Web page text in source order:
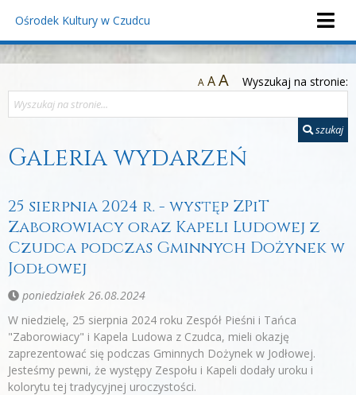
Ośrodek Kultury w Czudcu
A AA Wyszukaj na stronie:
szukaj
Galeria wydarzeń
25 sierpnia 2024 r. - występ ZPiT
Zaborowiacy oraz Kapeli Ludowej z
Czudca podczas Gminnych Dożynek w
Jodłowej
poniedziałek 26.08.2024
W niedzielę, 25 sierpnia 2024 roku Zespół Pieśni i Tańca
"Zaborowiacy" i Kapela Ludowa z Czudca, mieli okazję
zaprezentować się podczas Gminnych Dożynek w Jodłowej.
Jesteśmy pewni, że występy Zespołu i Kapeli dodały uroku i
kolorytu tej tradycyjnej uroczystości.